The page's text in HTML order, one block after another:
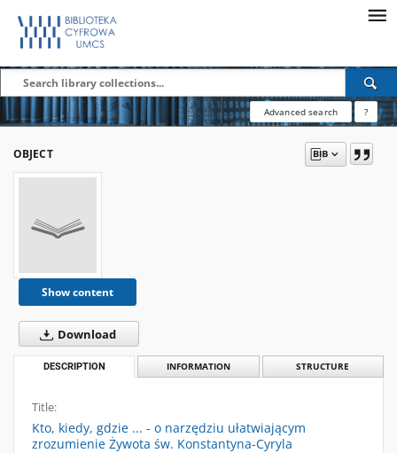
Advanced search ?
OBJECT
Show content
Download
DESCRIPTION INFORMATION STRUCTURE
Title:
Kto, kiedy, gdzie ... - o narzędziu ułatwiającym
zrozumienie Żywota św. Konstantyna-Cyryla